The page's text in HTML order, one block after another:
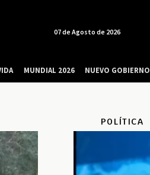
POLÍTICA
07 de Agosto de 2026
MUNDIAL 2026 NUEVO GOBIERNO